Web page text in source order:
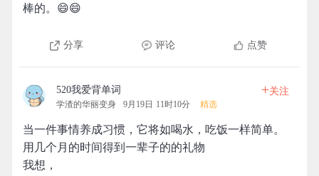
棒的。😄😄
分享 评论 点赞
520我爱背单词
学渣的华丽变身 9月19日 11时10分 精选
+关注
当一件事情养成习惯，它将如喝水，吃饭一样简单。
用几个月的时间得到一辈子的的礼物
我想，